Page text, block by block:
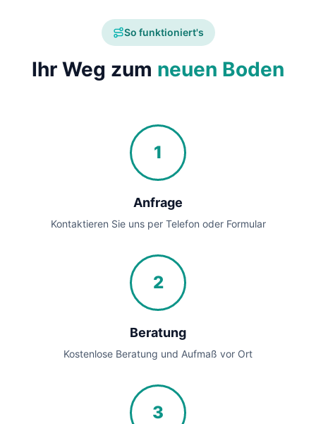
So funktioniert's
Ihr Weg zum neuen Boden
1
Anfrage
Kontaktieren Sie uns per Telefon oder Formular
2
Beratung
Kostenlose Beratung und Aufmaß vor Ort
3